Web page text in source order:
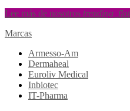
Lee más de nosotros trending_flat
Marcas
Armesso-Am
Dermaheal
Euroliv Medical
Inbiotec
IT-Pharma